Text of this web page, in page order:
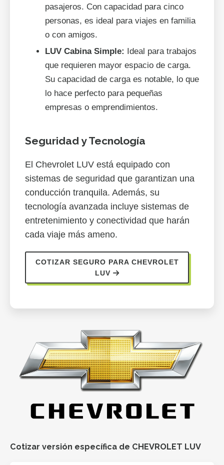
pasajeros. Con capacidad para cinco
personas, es ideal para viajes en familia
o con amigos.
LUV Cabina Simple: Ideal para trabajos
que requieren mayor espacio de carga.
Su capacidad de carga es notable, lo que
lo hace perfecto para pequeñas
empresas o emprendimientos.
Seguridad y Tecnología
El Chevrolet LUV está equipado con
sistemas de seguridad que garantizan una
conducción tranquila. Además, su
tecnología avanzada incluye sistemas de
entretenimiento y conectividad que harán
cada viaje más ameno.
COTIZAR SEGURO PARA CHEVROLET
LUV
Cotizar versión específica de CHEVROLET LUV